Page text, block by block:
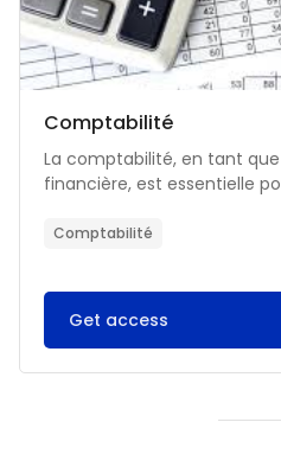
Catégorie de cours
Nom du cours
Comptabilité
Résumé du cours :
La comptabilité, en tant
financière, est essentielle
Comptabilité
Get access